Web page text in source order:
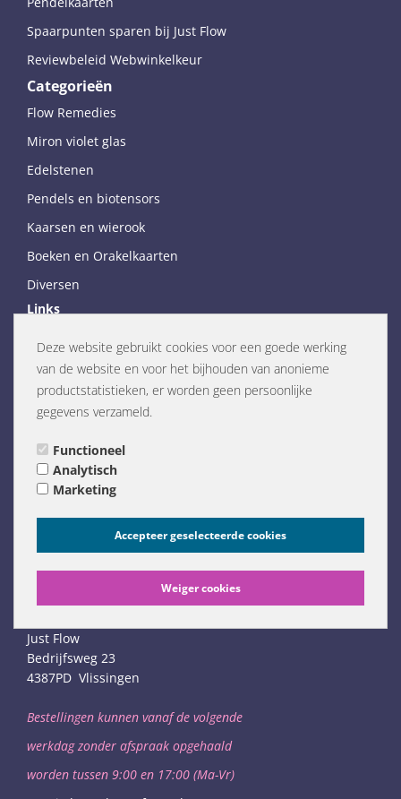
Spaarpunten sparen bij Just Flow
Reviewbeleid Webwinkelkeur
Categorieën
Flow Remedies
Miron violet glas
Edelstenen
Pendels en biotensors
Kaarsen en wierook
Boeken en Orakelkaarten
Diversen
Links
Flow Remedies website (NL)
Flow Remedies English website
Links (NL only)
Just Flow
Bedrijfsweg 23
4387PD Vlissingen
Bestellingen kunnen vanaf de volgende
werkdagzonder afspraak opgehaald
worden tussen 9:00 en 17:00 (Ma-Vr)
Deze website gebruikt cookies voor een goede werking
van de website en voor het bijhouden van anonieme
productstatistieken, er worden geen persoonlijke
gegevens verzameld.
Functioneel
Analytisch
Marketing
Accepteer geselecteerde cookies
Weiger cookies